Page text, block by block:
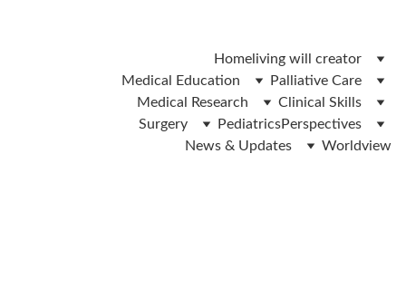
Home living will creator
Medical Education
Palliative Care
Medical Research
Clinical Skills
Surgery
PediatricsPerspectives
News & Updates
Worldview